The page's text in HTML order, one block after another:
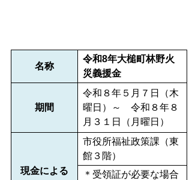
名称
令和8年大槌町林野火
災義援金
期間
令和８年５月７日（木
曜日）～ 令和８年８
月３１日（月曜日）
現金による
市役所福祉政策課（東
館３階）
＊受領証が必要な場合